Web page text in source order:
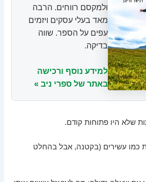
ולמקסם רווחים. הרבה
מאד בעלי עסקים ויזמים
עפים על הספר. שווה
בדיקה.
למידע נוסף ורכישה
באתר של ספרי ניב »
שלא היו פתוחות קודם.
כמו עשירים (בקטנה, אבל בהחלט